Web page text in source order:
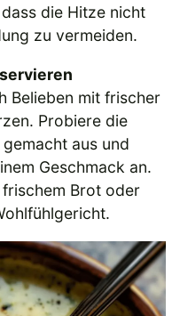
die Hitze nicht
zu vermeiden.
Belieben mit frischer
Probiere die
aus und
Geschmack an.
Brot oder